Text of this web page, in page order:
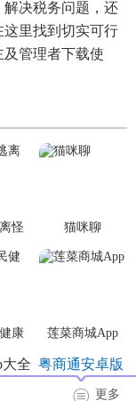
决税务问题，还
里找到切实可行
管理者下载使
怪
猫咪聊
康
莲菜商城App
粤商通安卓版
大全
更多